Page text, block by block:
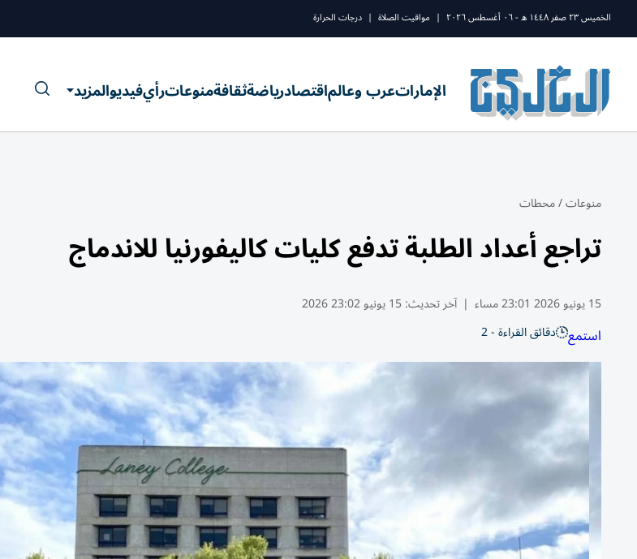
الخميس ٢٣ صفر ١٤٤٨ ه - ٠٦ أغسطس ٢٠٢٦ | مواقيت الصلاة | درجات الحرارة
الإماراتعرب وعالماقتصادرياضةثقافةمنوعاترأيفيديوالمزيد
منوعات/محطات
تراجع أعداد الطلبة تدفع كليات كاليفورنيا للاندماج
15 يونيو 2026 23:01 مساء | آخر تحديث:15 يونيو 23:02 2026
استمع دقائق القراءة - 2